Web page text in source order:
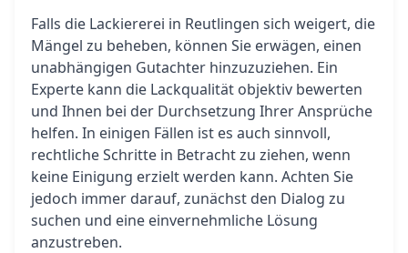
Falls die Lackiererei in Reutlingen sich weigert, die
Mängel zu beheben, können Sie erwägen, einen
unabhängigen Gutachter hinzuzuziehen. Ein
Experte kann die Lackqualität objektiv bewerten
und Ihnen bei der Durchsetzung Ihrer Ansprüche
helfen. In einigen Fällen ist es auch sinnvoll,
rechtliche Schritte in Betracht zu ziehen, wenn
keine Einigung erzielt werden kann. Achten Sie
jedoch immer darauf, zunächst den Dialog zu
suchen und eine einvernehmliche Lösung
anzustreben.